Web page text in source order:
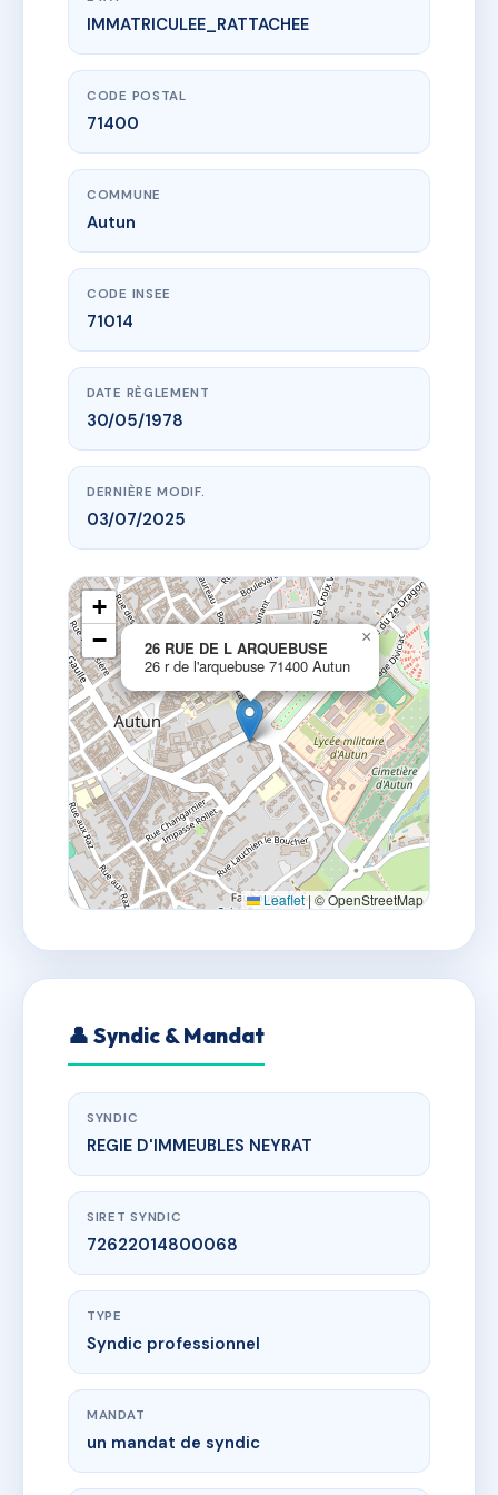
www.vme.plus/AD4698098
26 RUE DE L ARQUEBUSE
26 r de l'arquebuse
IMMATRICULEE_RATTACHEE
CODE POSTAL
71400
COMMUNE
Autun
CODE INSEE
71014
DATE RÈGLEMENT
30/05/1978
DERNIÈRE MODIF.
03/07/2025
26 RUE DE L ARQUEBUSE
26 r de l'arquebuse 71400 Autun
×
+
−
Leaflet | © OpenStreetMap
👤 Syndic & Mandat
SYNDIC
REGIE D'IMMEUBLES NEYRAT
SIRET SYNDIC
72622014800068
TYPE
Syndic professionnel
MANDAT
un mandat de syndic